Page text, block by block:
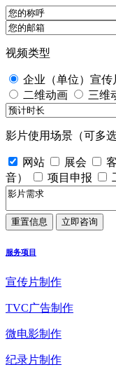
视频类型
企业（单位）宣传
二维动画
三维
影片使用场景（可多选
网站 展会
音）
项目申报
服务项目
宣传片制作
TVC广告制作
微电影制作
纪录片制作